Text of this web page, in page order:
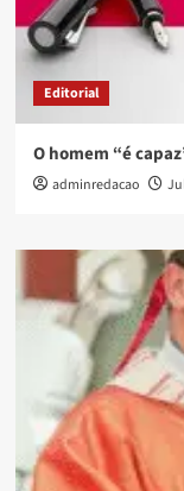
Editorial
O homem “é
adminredacao